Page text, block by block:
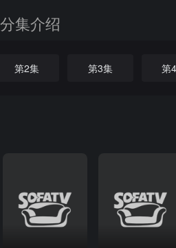
分集介绍
第2集 第3集 第